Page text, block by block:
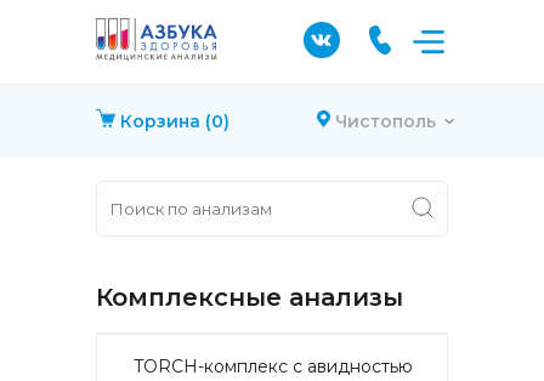
Корзина (0) Чистополь
Комплексные анализы
TORCH-комплекс с авидностью